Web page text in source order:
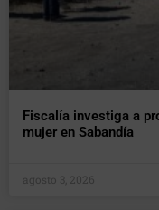
Fiscalía investiga a
mujer en Sabandía
agosto 3, 2026